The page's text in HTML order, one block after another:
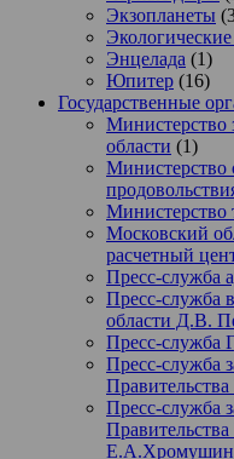
Экзопланеты
Энцелада (1)
Юпитер (16)
Государственные
Министерство
области (1)
Министерство
Министерство
Московский
расчетный
Пресс-служба
Пресс-служба
области Д.В.
Пресс-служба
Пресс-служба
Пресс-служба